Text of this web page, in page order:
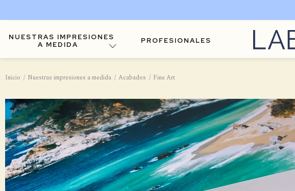
NUESTRAS IMPRESIONES
A MEDIDA
PROFESIONALES
Inicio Nuestras impresiones a medida Acabados Fine Art